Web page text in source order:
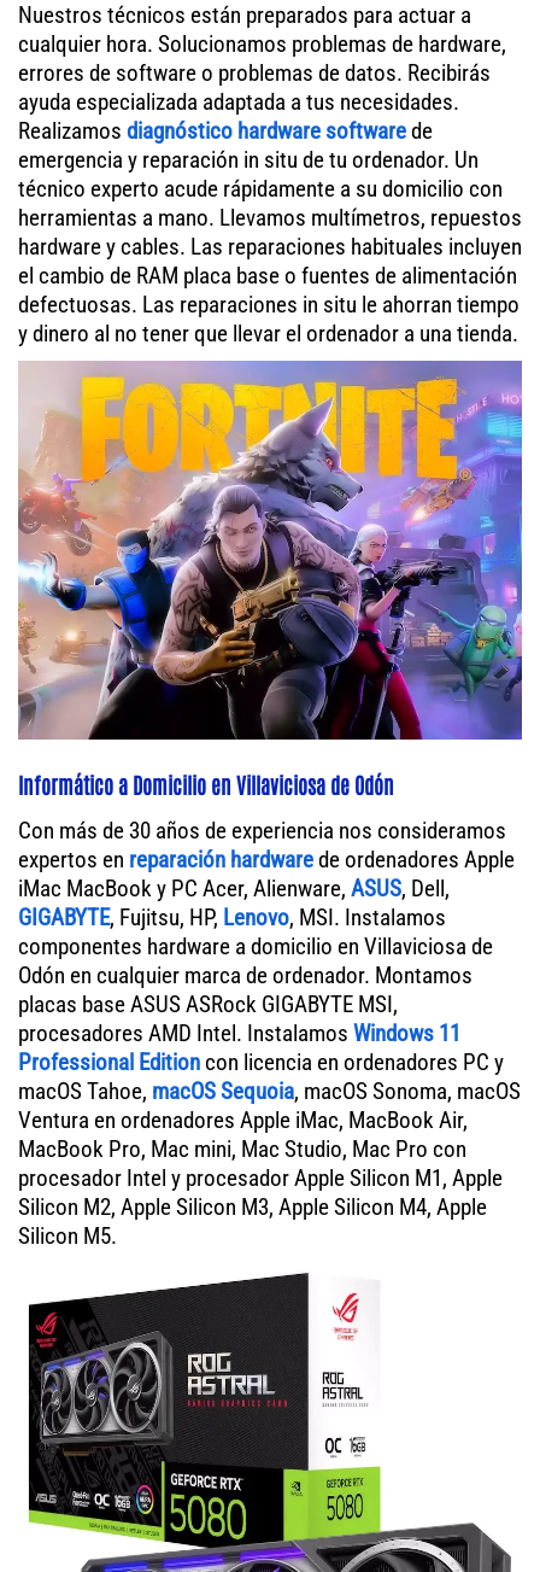
Nuestros técnicos están preparados para actuar a
cualquier hora. Solucionamos problemas de hardware,
errores de software o problemas de datos. Recibirás
ayuda especializada adaptada a tus necesidades.
Realizamos diagnóstico hardware softwarede
emergencia y reparación in situ de tu ordenador. Un
técnico experto acude rápidamente a su domicilio con
herramientas a mano. Llevamos multímetros, repuestos
hardware y cables. Las reparaciones habituales incluyen
el cambio de RAM placa base o fuentes de alimentación
defectuosas. Las reparaciones in situ le ahorran tiempo
y dinero al no tener que llevar el ordenador a una tienda.
Informático a Domicilio en Villaviciosa de Odón
Con más de 30 años de experiencia nos consideramos
expertos en reparación hardwarede ordenadores Apple
iMac MacBook y PC Acer, Alienware, ASUS, Dell,
GIGABYTE, Fujitsu, HP, Lenovo, MSI. Instalamos
componentes hardware a domicilio en Villaviciosa de
Odón en cualquier marca de ordenador. Montamos
placas base ASUS ASRock GIGABYTE MSI,
procesadores AMD Intel. Instalamos Windows 11
Professional Edition con licencia en ordenadores PC y
macOS Tahoe, macOS Sequoia, macOS Sonoma, macOS
Ventura en ordenadores Apple iMac, MacBook Air,
MacBook Pro, Mac mini, Mac Studio, Mac Pro con
procesador Intel y procesador Apple Silicon M1, Apple
Silicon M2, Apple Silicon M3, Apple Silicon M4, Apple
Silicon M5.